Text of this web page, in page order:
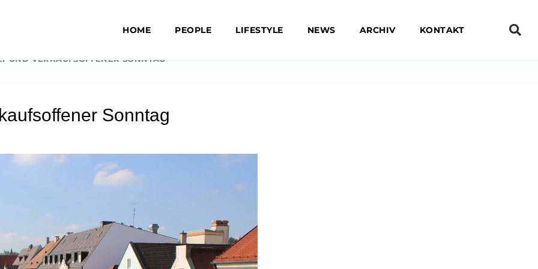
HOME PEOPLE LIFESTYLE NEWS ARCHIV KONTAKT
UND VERKAUFSOFFENER SONNTAG
Sonntag